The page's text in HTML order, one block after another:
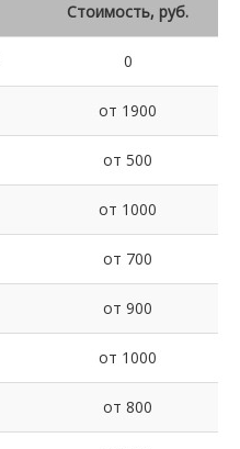
Стоимость, руб.
0
от 1900
от 500
от 1000
от 700
от 900
от 1000
от 800